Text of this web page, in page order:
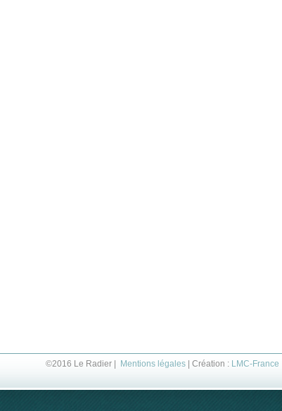
©2016 Le Radier | Mentions légales | Création : LMC-France